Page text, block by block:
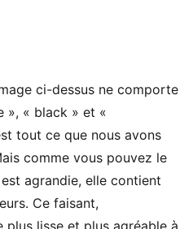
ci-dessus ne comporte
», « black » et «
tout ce que nous avons
comme vous pouvez le
agrandie, elle contient
Ce faisant,
plus lisse et plus agréable à